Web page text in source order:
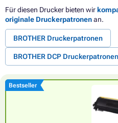
Für diesen Drucker bieten wir
originale Druckerpatronenan.
BROTHER Druckerpatronen
BROTHER DCP Druckerpatronen
Bestseller